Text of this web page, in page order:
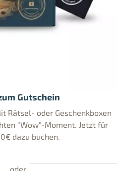
Gutschein
Rätsel- oder Geschenkboxen
"Wow"-Moment. Jetzt für
dazu buchen.